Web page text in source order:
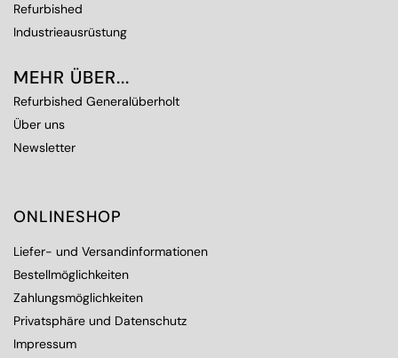
Refurbished
Industrieausrüstung
MEHR ÜBER...
Refurbished Generalüberholt
Über uns
Newsletter
ONLINESHOP
Liefer- und Versandinformationen
Bestellmöglichkeiten
Zahlungsmöglichkeiten
Privatsphäre und Datenschutz
Impressum